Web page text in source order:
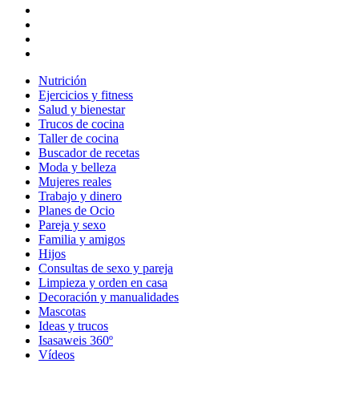
Nutrición
Ejercicios y fitness
Salud y bienestar
Trucos de cocina
Taller de cocina
Buscador de recetas
Moda y belleza
Mujeres reales
Trabajo y dinero
Planes de Ocio
Pareja y sexo
Familia y amigos
Hijos
Consultas de sexo y pareja
Limpieza y orden en casa
Decoración y manualidades
Mascotas
Ideas y trucos
Isasaweis 360º
Vídeos